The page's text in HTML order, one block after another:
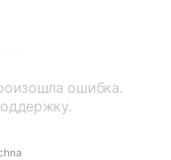
ошибка.